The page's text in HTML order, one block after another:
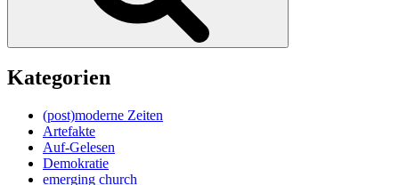
Kategorien
(post)moderne Zeiten
Artefakte
Auf-Gelesen
Demokratie
emerging church